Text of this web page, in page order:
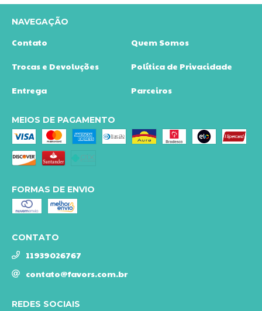
NAVEGAÇÃO
Contato Quem Somos
Trocas e Devoluções Política de Privacidade
Entrega Parceiros
MEIOS DE PAGAMENTO
FORMAS DE ENVIO
CONTATO
11939026767
contato@favors.com.br
REDES SOCIAIS